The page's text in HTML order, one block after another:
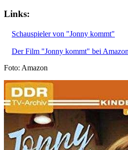
Links:
Schauspieler von "Jonny kommt"
Der Film "Jonny kommt" bei
Foto: Amazon